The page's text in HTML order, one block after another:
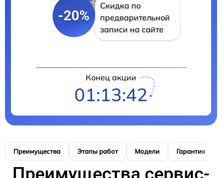
-20%
Скидка по
предварительной
записи на сайте
Конец акции
01:13:41
Преимущества Этапы работ Модели Гарантия